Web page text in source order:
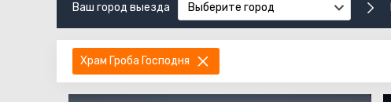
Ваш город выезда Выберите город
Храм Гроба Господня